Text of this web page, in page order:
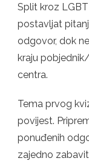
Split kroz
postavljat
odgovor, dok
kraju
centra.
Tema prvog
povijest.
ponuđenih
zajedno